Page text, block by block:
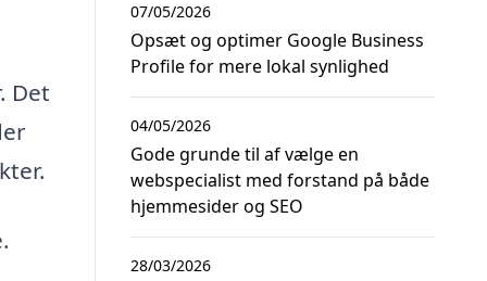
Det
Opsæt og optimer Google Business
Profile for mere lokal synlighed
07/05/2026
Gode grunde til af vælge en
webspecialist med forstand på både
hjemmesider og SEO
04/05/2026
28/03/2026